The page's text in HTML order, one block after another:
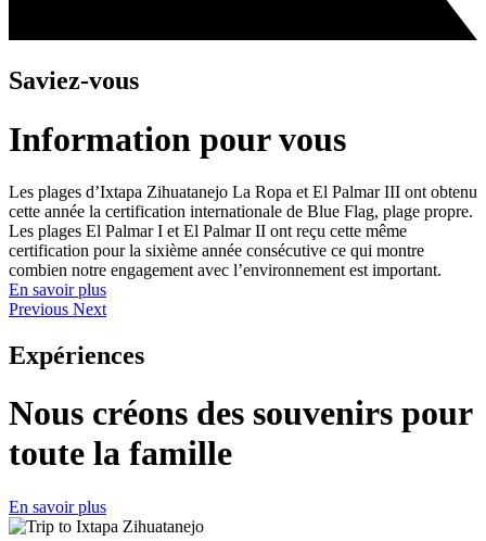
Saviez-vous
Information pour vous
Les plages d’Ixtapa Zihuatanejo La Ropa et El Palmar III ont obtenu
cette année la certification internationale de Blue Flag, plage propre.
Les plages El Palmar I et El Palmar II ont reçu cette même
certification pour la sixième année consécutive ce qui montre
combien notre engagement avec l’environnement est important.
En savoir plus
Previous Next
Expériences
Nous créons des souvenirs pour
toute la famille
En savoir plus